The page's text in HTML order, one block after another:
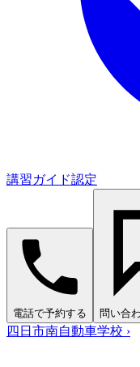
講習ガイド認定
電話で予約する 問い合
四日市南自動車学校 ›